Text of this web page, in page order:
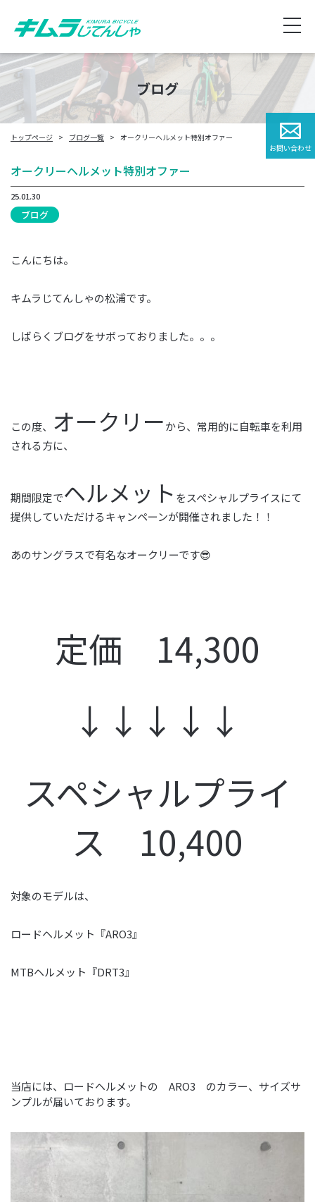
ブログ
トップページ ブログ一覧 オークリーヘルメット特別オファー
オークリーヘルメット特別オファー
25.01.30
ブログ
こんにちは。
キムラじてんしゃの松浦です。
しばらくブログをサボっておりました。。。
この度、 オークリーから、常用的に自転車を利用
される方に、
期間限定でヘルメット をスペシャルプライスにて
提供していただけるキャンペーンが開催されました！！
あのサングラスで有名なオークリーです😎
定価 14,300
↓↓↓↓↓
スペシャルプライ
ス 10,400
対象のモデルは、
ロードヘルメット『ARO3』
MTBヘルメット『DRT3』
当店には、ロードヘルメットの ARO3 のカラー、サイズサ
ンプルが届いております。
お問い合わせ